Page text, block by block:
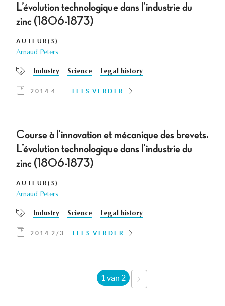
L’évolution technologique dans l’industrie du
zinc (1806-1873)
AUTEUR(S)
Arnaud Peters
Industry Science Legal history
2014 4 LEES VERDER
Course à l’innovation et mécanique des brevets.
L’évolution technologique dans l’industrie du
zinc (1806-1873)
AUTEUR(S)
Arnaud Peters
Industry Science Legal history
2014 2/3 LEES VERDER
1 van 2